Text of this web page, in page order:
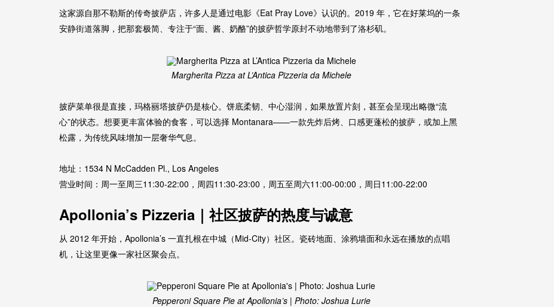
这家源自那不勒斯的传奇披萨店，许多人是通过电影《Eat Pray Love》认识的。2019 年，它在好莱坞的一条
安静街道落脚，把那套极简、专注于“面、酱、奶酪”的披萨哲学原封不动地带到了洛杉矶。
Margherita Pizza at L’Antica Pizzeria da Michele
披萨菜单很是直接，玛格丽塔披萨仍是核心。饼底柔韧、中心湿润，如果放置片刻，甚至会呈现出略微“流
心”的状态。想要更丰富体验的食客，可以选择 Montanara——一款先炸后烤、口感更蓬松的披萨，或加上黑
松露，为传统风味增加一层奢华气息。
地址：1534 N McCadden Pl., Los Angeles
营业时间：周一至周三11:30-22:00，周四11:30-23:00，周五至周六11:00-00:00，周日11:00-22:00
Apollonia’s Pizzeria｜社区披萨的热度与诚意
从 2012 年开始，Apollonia’s 一直扎根在中城（Mid-City）社区。瓷砖地面、涂鸦墙面和永远在播放的点唱
机，让这里更像一家社区聚会点。
Pepperoni Square Pie at Apollonia’s | Photo: Joshua Lurie